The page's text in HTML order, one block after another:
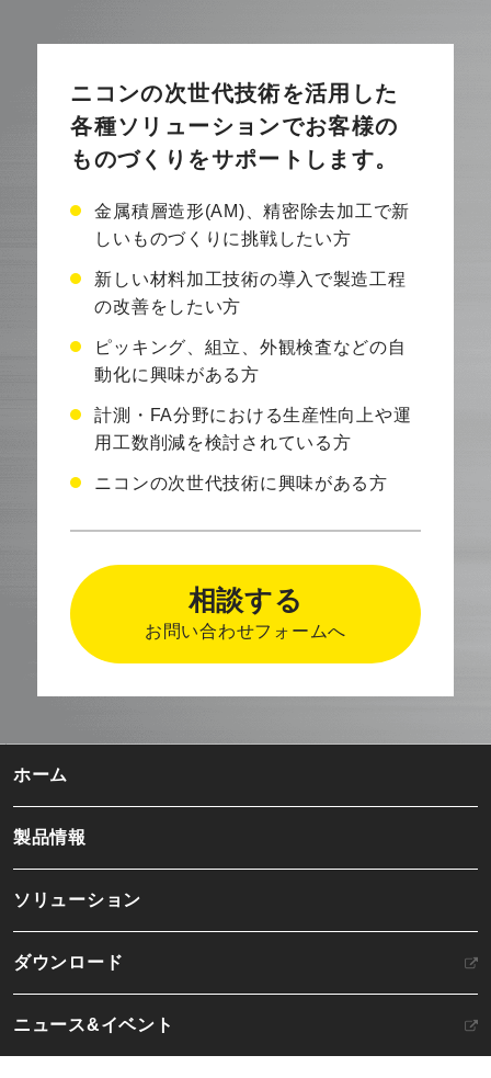
ニコンの次世代技術を活用した
各種ソリューションでお客様の
ものづくりをサポートします。
金属積層造形(AM)、精密除去加工で新
しいものづくりに挑戦したい方
新しい材料加工技術の導入で製造工程
の改善をしたい方
ピッキング、組立、外観検査などの自
動化に興味がある方
計測・FA分野における生産性向上や運
用工数削減を検討されている方
ニコンの次世代技術に興味がある方
相談する
お問い合わせフォームへ
ホーム
製品情報
ソリューション
ダウンロード
ニュース&イベント